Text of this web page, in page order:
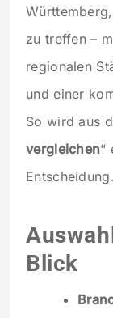
zu treffen –
regionalen
und einer
So wird aus
vergleichen“
Entscheidung.
Blick